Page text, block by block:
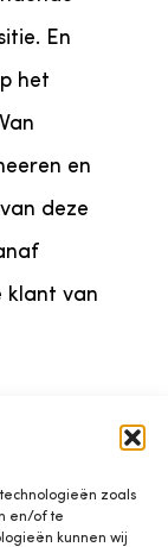
zoals
en/of te
kunnen wij
En
het
en
deze
klant van